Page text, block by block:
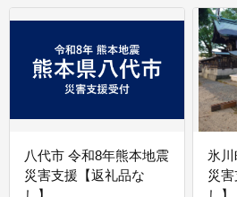
八代市 令和8年熊本地震
災害支援【返礼品な
氷
災